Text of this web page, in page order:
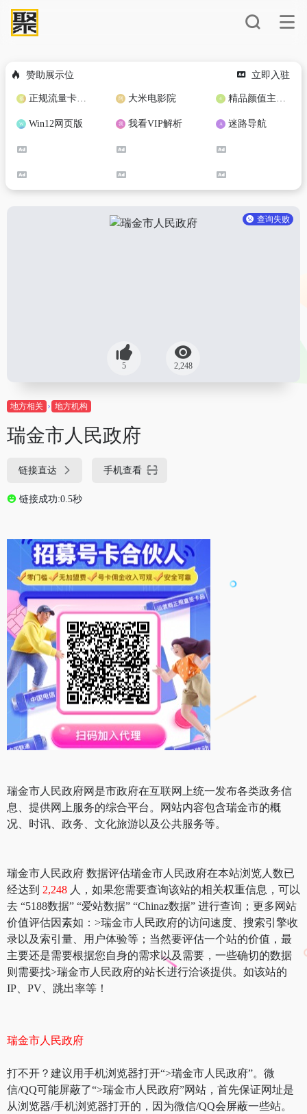
赞助展示位 立即入驻
正规流量卡免费加盟合作 大米电影院 精品颜值主播定制
Win12网页版 我看VIP解析 迷路导航
查询失败
5 2,248
地方相关 地方机构
瑞金市人民政府
链接直达 手机查看
链接成功:0.5秒
瑞金市人民政府网是市政府在互联网上统一发布各类政务信
息、提供网上服务的综合平台。网站内容包含瑞金市的概
况、时讯、政务、文化旅游以及公共服务等。
瑞金市人民政府 数据评估瑞金市人民政府在本站浏览人数已
经达到 2,248 人，如果您需要查询该站的相关权重信息，可以
去 “5188数据” “爱站数据” “Chinaz数据” 进行查询；更多网站
价值评估因素如：>瑞金市人民政府的访问速度、搜索引擎收
录以及索引量、用户体验等；当然要评估一个站的价值，最
主要还是需要根据您自身的需求以及需要，一些确切的数据
则需要找>瑞金市人民政府的站长进行洽谈提供。如该站的
IP、PV、跳出率等！
瑞金市人民政府
打不开？建议用手机浏览器打开“>瑞金市人民政府”。微
信/QQ可能屏蔽了“>瑞金市人民政府”网站，首先保证网址是
从浏览器/手机浏览器打开的，因为微信/QQ会屏蔽一些站。